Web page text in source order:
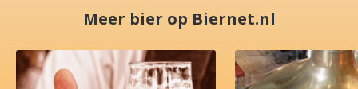
Meer bier op Biernet.nl